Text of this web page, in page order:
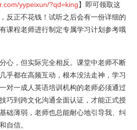
yypeixun/?qd=king】即可领取这
反正不花钱！试听之后会有一份详细的
课程老师进行制定专属学习计划参考哦
心，但实际完全相反。课堂中老师不断
乎都在高频互动，根本没法走神，学习
对一成人英语培训机构的老师必须通过
巧到跨文化沟通全面认证，才能正式授
础薄弱，老师也总能耐心地引导我、纠
自信。